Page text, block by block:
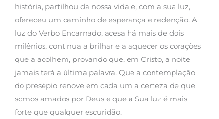
história, partilhou da nossa vida e, com a sua luz,
ofereceu um caminho de esperança e redenção. A
luz do Verbo Encarnado, acesa há mais de dois
milênios, continua a brilhar e a aquecer os corações
que a acolhem, provando que, em Cristo, a noite
jamais terá a última palavra. Que a contemplação
do presépio renove em cada um a certeza de que
somos amados por Deus e que a Sua luz é mais
forte que qualquer escuridão.